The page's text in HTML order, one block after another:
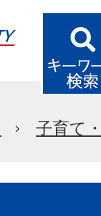
子育て